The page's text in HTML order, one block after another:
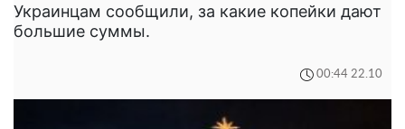
Украинцам сообщили, за какие копейки дают
большие суммы.
00:44 22.10